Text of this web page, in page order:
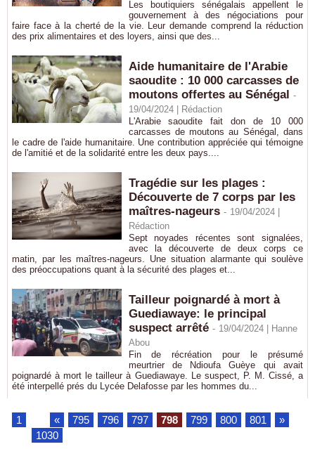
Les boutiquiers sénégalais appellent le
gouvernement à des négociations pour
faire face à la cherté de la vie. Leur demande comprend la réduction
des prix alimentaires et des loyers, ainsi que des...
Aide humanitaire de l'Arabie
saoudite : 10 000 carcasses de
moutons offertes au Sénégal -
19/04/2024 |
Rédaction
L'Arabie saoudite fait don de 10 000
carcasses de moutons au Sénégal, dans
le cadre de l'aide humanitaire. Une contribution appréciée qui témoigne
de l'amitié et de la solidarité entre les deux pays....
Tragédie sur les plages :
Découverte de 7 corps par les
maîtres-nageurs - 19/04/2024 |
Rédaction
Sept noyades récentes sont signalées,
avec la découverte de deux corps ce
matin, par les maîtres-nageurs. Une situation alarmante qui soulève
des préoccupations quant à la sécurité des plages et...
Tailleur poignardé à mort à
Guediawaye: le principal
suspect arrêté - 19/04/2024 |
Hanne
Abou
Fin de récréation pour le présumé
meurtrier de Ndioufa Guèye qui avait
poignardé à mort le tailleur à Guediawaye. Le suspect, P. M. Cissé, a
été interpellé prés du Lycée Delafosse par les hommes du...
1 « 795 796 797 798 799 800 801
»
1030